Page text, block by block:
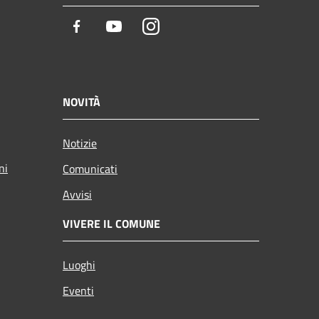
Facebook YoutubeInstagram
NOVITÀ
Notizie
Comunicati
Avvisi
VIVERE IL COMUNE
Luoghi
Eventi